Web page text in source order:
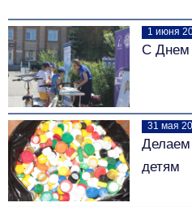
1 июня
С Днем
31 мая
детям